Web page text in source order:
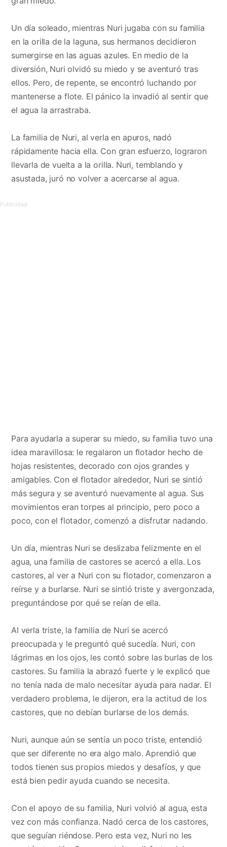
Un día soleado, mientras Nuri jugaba con su familia
en la orilla de la laguna, sus hermanos decidieron
sumergirse en las aguas azules. En medio de la
diversión, Nuri olvidó su miedo y se aventuró tras
ellos. Pero, de repente, se encontró luchando por
mantenerse a flote. El pánico la invadió al sentir que
el agua la arrastraba.
La familia de Nuri, al verla en apuros, nadó
rápidamente hacia ella. Con gran esfuerzo, lograron
llevarla de vuelta a la orilla. Nuri, temblando y
asustada, juró no volver a acercarse al agua.
Para ayudarla a superar su miedo, su familia tuvo una
idea maravillosa: le regalaron un flotador hecho de
hojas resistentes, decorado con ojos grandes y
amigables. Con el flotador alrededor, Nuri se sintió
más segura y se aventuró nuevamente al agua. Sus
movimientos eran torpes al principio, pero poco a
poco, con el flotador, comenzó a disfrutar nadando.
Un día, mientras Nuri se deslizaba felizmente en el
agua, una familia de castores se acercó a ella. Los
castores, al ver a Nuri con su flotador, comenzaron a
reírse y a burlarse. Nuri se sintió triste y avergonzada,
preguntándose por qué se reían de ella.
Al verla triste, la familia de Nuri se acercó
preocupada y le preguntó qué sucedía. Nuri, con
lágrimas en los ojos, les contó sobre las burlas de los
castores. Su familia la abrazó fuerte y le explicó que
no tenía nada de malo necesitar ayuda para nadar. El
verdadero problema, le dijeron, era la actitud de los
castores, que no debían burlarse de los demás.
Nuri, aunque aún se sentía un poco triste, entendió
que ser diferente no era algo malo. Aprendió que
todos tienen sus propios miedos y desafíos, y que
está bien pedir ayuda cuando se necesita.
Con el apoyo de su familia, Nuri volvió al agua, esta
vez con más confianza. Nadó cerca de los castores,
que seguían riéndose. Pero esta vez, Nuri no les